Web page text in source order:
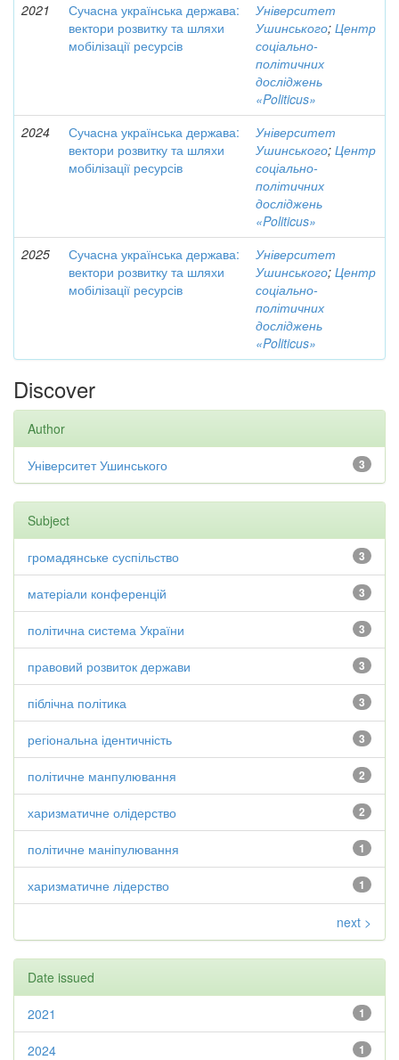
2021
Сучасна українська держава:
вектори розвитку та шляхи
мобілізації ресурсів
Університет
Ушинського; Центр
соціально-
політичних
досліджень
«Politicus»
2024
Сучасна українська держава:
вектори розвитку та шляхи
мобілізації ресурсів
Університет
Ушинського; Центр
соціально-
політичних
досліджень
«Politicus»
2025
Сучасна українська держава:
вектори розвитку та шляхи
мобілізації ресурсів
Університет
Ушинського; Центр
соціально-
політичних
досліджень
«Politicus»
Discover
Author
3
Університет Ушинського
Subject
3
громадянське суспільство
3
матеріали конференцій
3
політична система України
3
правовий розвиток держави
3
піблічна політика
3
регіональна ідентичність
2
політичне манпулювання
2
харизматичне олідерство
1
політичне маніпулювання
1
харизматичне лідерство
next >
Date issued
1
2021
1
2024